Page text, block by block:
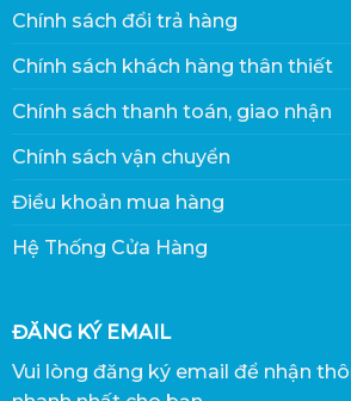
Chính sách đổi trả hàng
Chính sách khách hàng thân thiết
Chính sách thanh toán, giao nhận
Chính sách vận chuyển
Điều khoản mua hàng
Hệ Thống Cửa Hàng
ĐĂNG KÝ EMAIL
Vui lòng đăng ký email để nhận